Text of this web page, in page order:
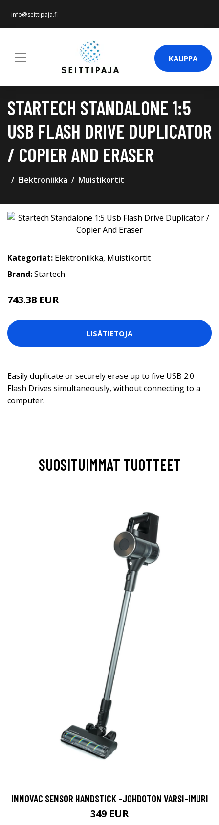
info@seittipaja.fi
KAUPPA
STARTECH STANDALONE 1:5
USB FLASH DRIVE DUPLICATOR
/ COPIER AND ERASER
Elektroniikka Muistikortit
Kategoriat: Elektroniikka, Muistikortit
Brand:Startech
743.38 EUR
LISÄTIETOJA
Easily duplicate or securely erase up to five USB 2.0
Flash Drives simultaneously, without connecting to a
computer.
SUOSITUIMMAT TUOTTEET
INNOVAC SENSOR HANDSTICK -JOHDOTON VARSI-IMURI
349 EUR